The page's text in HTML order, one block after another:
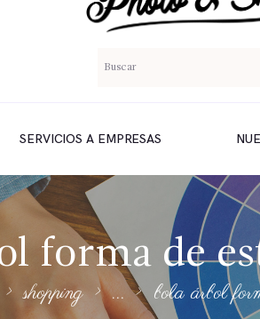
SERVICIOS A EMPRESAS
forma de
shopping ... bola árbol